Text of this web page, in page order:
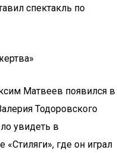
спектакль по
Матвеев появился в
Тодоровского
увидеть в
где он играл